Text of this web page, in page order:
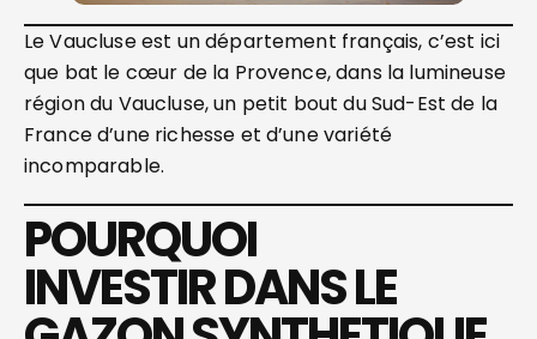
Le Vaucluse est un département français, c’est ici
que bat le cœur de la Provence, dans la lumineuse
région du Vaucluse, un petit bout du Sud-Est de la
France d’une richesse et d’une variété
incomparable.
POURQUOI
INVESTIR DANS LE